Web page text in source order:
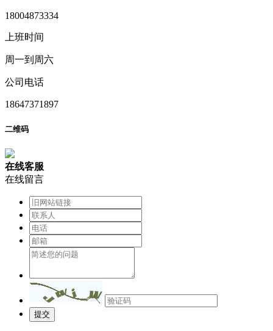
18004873334
上班时间
周一到周六
公司电话
18647371897
二维码
在线客服
在线留言
提交